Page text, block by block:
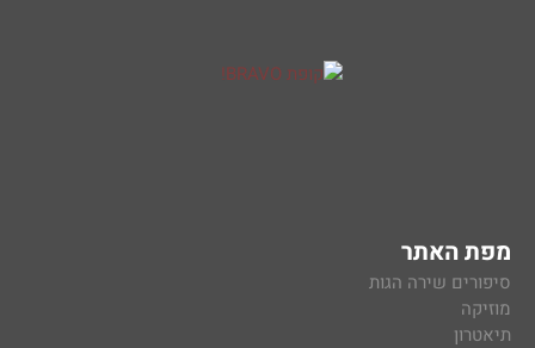
מפת האתר
סיפורים שירה הגות
מוזיקה
תיאטרון